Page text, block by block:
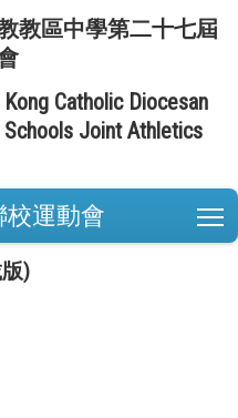
教區中學第二十七屆
Catholic Diocesan
Schools Joint Athletics
校運動會
)